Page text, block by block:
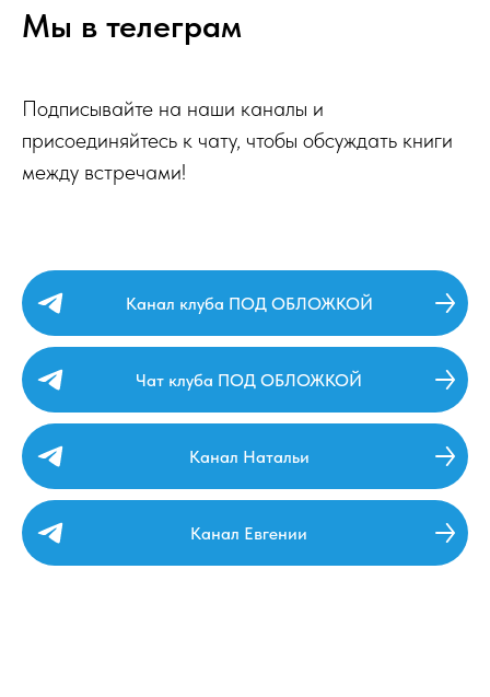
Мы в телеграм
Подписывайте на наши каналы и
присоединяйтесь к чату, чтобы обсуждать книги
между встречами!
Канал клуба ПОД ОБЛОЖКОЙ
Чат клуба ПОД ОБЛОЖКОЙ
Канал Натальи
Канал Евгении